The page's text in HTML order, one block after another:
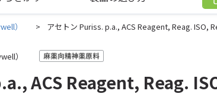
） > アセトン Puriss. p.a., ACS Reagent, Reag. ISO,
）
ACS Reagent, Reag.